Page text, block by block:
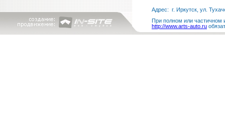
Адрес: г. Иркутск, ул.
При полном или частичном
http://www.arts-auto.ru